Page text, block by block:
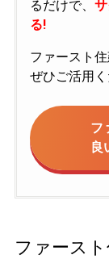
るだけで、
る!
ファースト
ぜひご活用く
フ
良
ファース